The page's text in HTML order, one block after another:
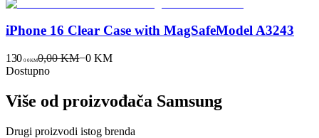
iPhone 16 Clear Case with MagSafeModel A3243
130 00KM0,00 KM−0 KM
Dostupno
Više od proizvođača Samsung
Drugi proizvodi istog brenda